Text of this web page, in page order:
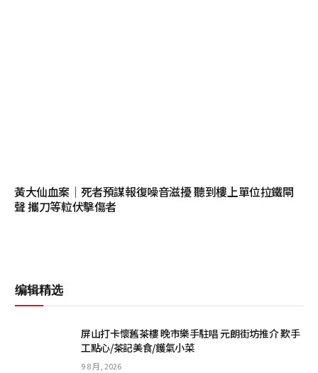
黃大仙血案│死者預謀報復噪音滋擾 聽到樓上單位拉鐵閘
聲 攜刀等𨋢伏擊傷者
编辑精选
屏山打卡懷舊茶樓 晚市樂手駐唱 元朗街坊推介 歎手
工點心/茶記美食/鑊氣小菜
9 8 月, 2026